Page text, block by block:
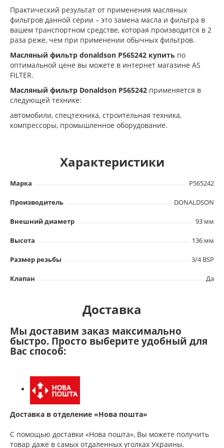
Практический результат от применения масляных
фильтров данной серии – это замена масла и фильтра в
вашем транспортном средстве, которая производится в 2
раза реже, чем при применении обычных фильтров.
Масляный фильтр donaldson P565242 купить по
оптимальной цене вы можете в интернет магазине AS
FILTER.
Масляный фильтр Donaldson P565242 применяется в
следующей технике:
автомобили, cпецтехника, cтроительная техника,
компрессоры, промышленное оборудование.
Характеристики
Марка P565242
Производитель DONALDSON
Внешний диаметр 93 мм
Высота 136 мм
Размер резьбы 3/4 BSP
Клапан Да
Доставка
Мы доставим заказ максимально
быстро. Просто выберите удобный для
Вас способ:
Доставка в отделение «Нова пошта»
С помощью доставки «Нова пошта», Вы можете получить
товар даже в самых отдаленных уголках Украины.